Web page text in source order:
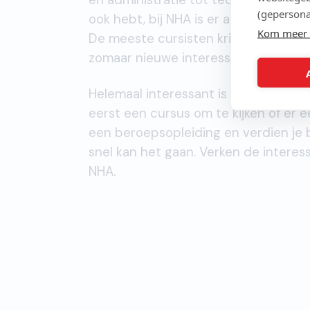
Kom
ook hebt, bij NHA is er altijd een
De meeste cursisten krijgen de
zomaar nieuwe interesses. Laat je
Helemaal interessant is het als je
eerst een cursus om te kijken of er
een beroepsopleiding en verdien je
snel kan het gaan. Verken de
NHA.